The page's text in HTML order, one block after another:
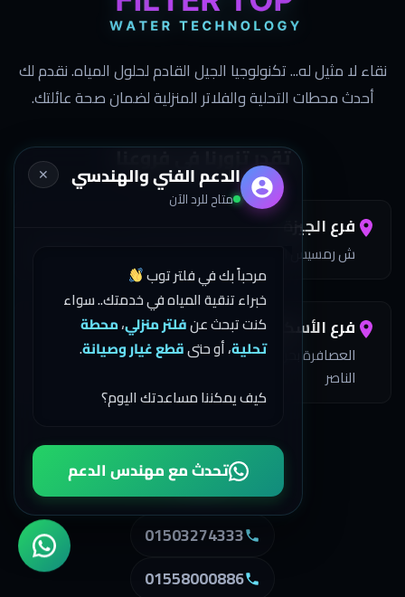
نقاء لا مثيل له... تكنولوجيا الجيل القادم لحلول المياه. نقدم لك
أحدث محطات التحلية والفلاتر المنزلية لضمان صحة عائلتك.
تقدر تزورنا في فروعنا
فرع الجيزة
ش رمسيس أمام المغسلة الفرنسية خلف بي تك الدور الأول
فرع الأسكندرية
العصافرة بحري 3 مستشفى السبع متفرع من جمال عبد
الناصر
اتصل بنا
01503274333
01558000886
✕ الدعم الفني والهندسي
متاح للرد الآن
مرحباً بك في فلتر توب
خبراء تنقية المياه في خدمتك.. سواء
كنت تبحث عنفلتر منزلي،محطة
تحلية، أو حتىقطع غيار وصيانة.
كيف يمكننا مساعدتك اليوم؟
تحدث مع مهندس الدعم